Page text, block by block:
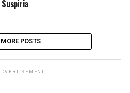
Suspiria
MORE POSTS